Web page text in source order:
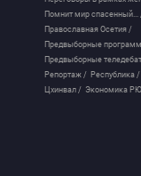
Помнит мир спасенный...
Православная Осетия /
Предвыборные
Предвыборные
Репортаж / Республика /
Цхинвал / Экономика